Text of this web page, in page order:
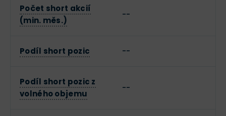
Počet short akcií
(min. měs.)
--
Podíl short pozic --
Podíl short pozic z
volného objemu
--